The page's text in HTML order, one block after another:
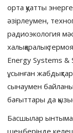
орта қуатты
әзірлеумен,
радиоэкология
халықаралық
Energy Systems &
ұсынған
сынаумен
бағыттары да
Басшылар
шеңберінде